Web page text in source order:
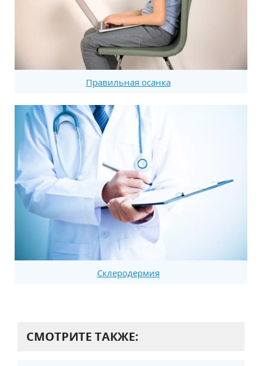
Правильная осанка
Склеродермия
СМОТРИТЕ ТАКЖЕ: